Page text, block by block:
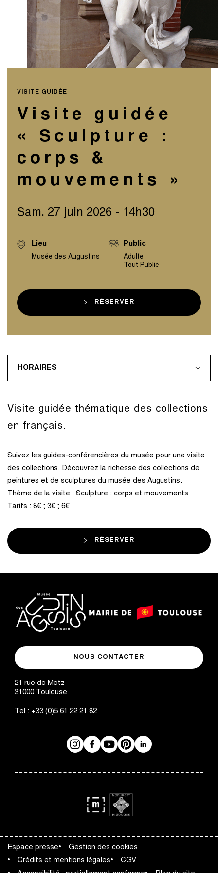
Visite guidée
« Sculpture :
corps &
mouvements »
VISITE GUIDÉE
Sam. 27 juin 2026 - 14h30
Lieu
Musée des Augustins
Public
Adulte
Tout Public
RÉSERVER
HORAIRES
Visite guidée thématique des collections
en français.
Suivez les guides-conférencières du musée pour une visite
des collections. Découvrez la richesse des collections de
peintures et de sculptures du musée des Augustins.
Thème de la visite : Sculpture : corps et mouvements
Tarifs : 8€ ; 3€ ; 6€
RÉSERVER
musée
des
de
NOUS CONTACTER
21 rue de Metz
31000 Toulouse
Tel : +33 (0)5 61 22 21 82
Réseaux
InstagramFacebookYouTubePinterestLinkedIn
Musée
de
France
Monument
Historique
Espace presse
Gestion des cookies
Crédits et mentions légales
CGV